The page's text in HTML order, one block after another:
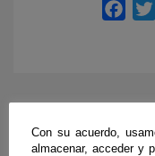
Con su acuerdo,
almacenar, acceder y